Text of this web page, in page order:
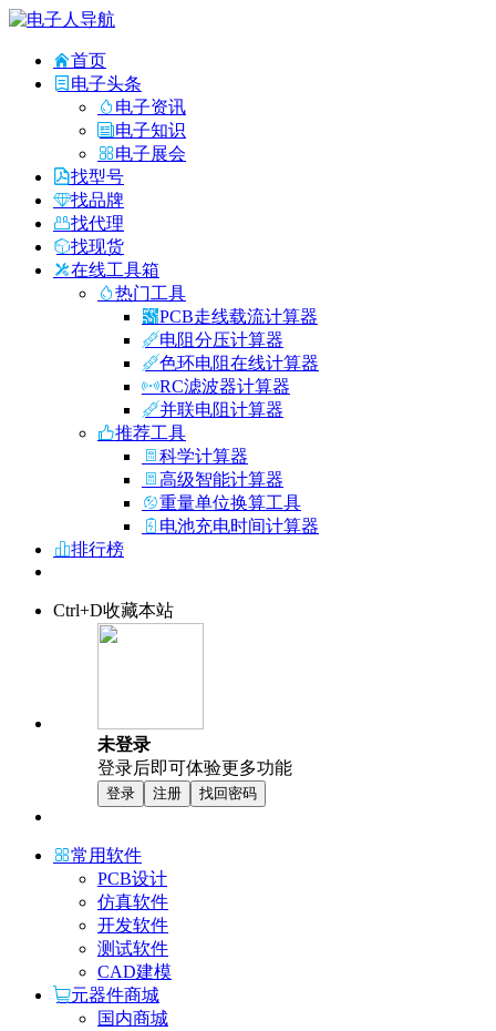
首页
电子头条
电子资讯
电子知识
电子展会
找型号
找品牌
找代理
找现货
在线工具箱
热门工具
PCB走线载流计算器
电阻分压计算器
色环电阻在线计算器
RC滤波器计算器
并联电阻计算器
推荐工具
科学计算器
高级智能计算器
重量单位换算工具
电池充电时间计算器
排行榜
Ctrl+D收藏本站
未登录
登录后即可体验更多功能
登录 注册 找回密码
常用软件
PCB设计
仿真软件
开发软件
测试软件
CAD建模
元器件商城
国内商城